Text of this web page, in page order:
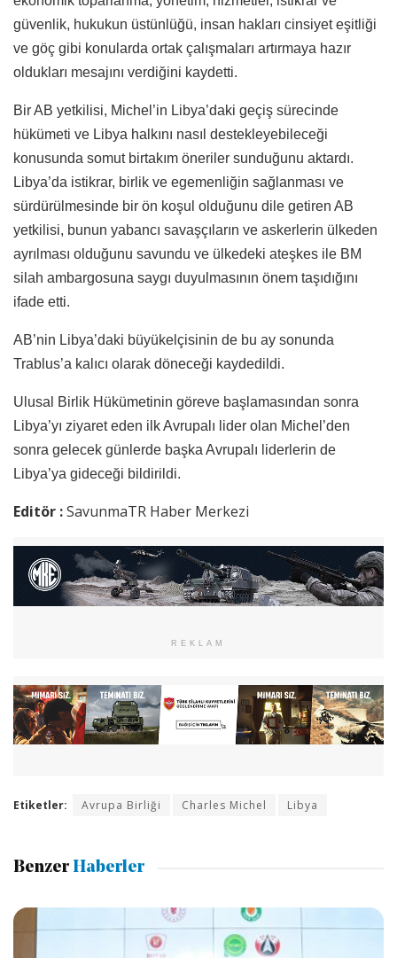
güvenlik, hukukun üstünlüğü, insan hakları cinsiyet eşitliği
ve göç gibi konularda ortak çalışmaları artırmaya hazır
oldukları mesajını verdiğini kaydetti.
Bir AB yetkilisi, Michel’in Libya’daki geçiş sürecinde
hükümeti ve Libya halkını nasıl destekleyebileceği
konusunda somut birtakım öneriler sunduğunu aktardı.
Libya’da istikrar, birlik ve egemenliğin sağlanması ve
sürdürülmesinde bir ön koşul olduğunu dile getiren AB
yetkilisi, bunun yabancı savaşçıların ve askerlerin ülkeden
ayrılması olduğunu savundu ve ülkedeki ateşkes ile BM
silah ambargosuna saygı duyulmasının önem taşıdığını
ifade etti.
AB’nin Libya’daki büyükelçisinin de bu ay sonunda
Trablus’a kalıcı olarak döneceği kaydedildi.
Ulusal Birlik Hükümetinin göreve başlamasından sonra
Libya’yı ziyaret eden ilk Avrupalı lider olan Michel’den
sonra gelecek günlerde başka Avrupalı liderlerin de
Libya’ya gideceği bildirildi.
Editör :SavunmaTR Haber Merkezi
REKLAM
Etiketler: Avrupa Birliği Charles Michel Libya
Benzer Haberler